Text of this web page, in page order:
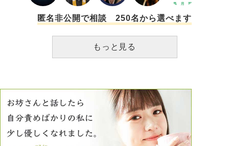
匿名非公開で相談 250名から選べます
もっと見る